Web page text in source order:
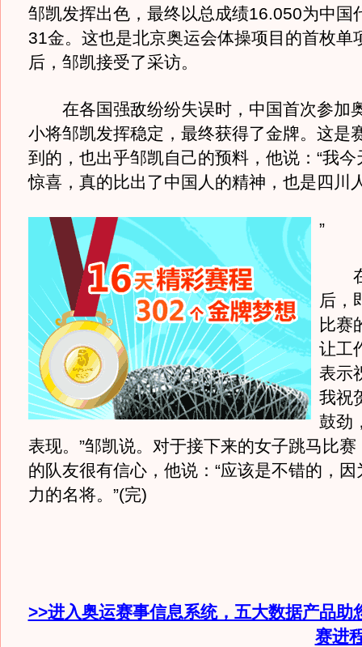
邹凯发挥出色，最终以总成绩16.050为中国
31金。这也是北京奥运会体操项目的首枚单
后，邹凯接受了采访。
在各国强敌纷纷失误时，中国首次参加
小将邹凯发挥稳定，最终获得了金牌。这是
到的，也出乎邹凯自己的预料，他说：“我
惊喜，真的比出了中国人的精神，也是四川
”
在
后，
比赛
让工
表示
我祝
鼓劲
表现。”邹凯说。对于接下来的女子跳马比
的队友很有信心，他说：“应该是不错的，
力的名将。”(完)
>>进入奥运赛事信息系统，五大数据产品助
赛进